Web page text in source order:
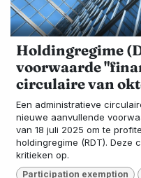
Holdingregime
voorwaarde
circulaire van
Een administratieve
nieuwe aanvullende
van 18 juli 2025 om te
holdingregime (RDT). Deze
kritieken op.
Participation exemption